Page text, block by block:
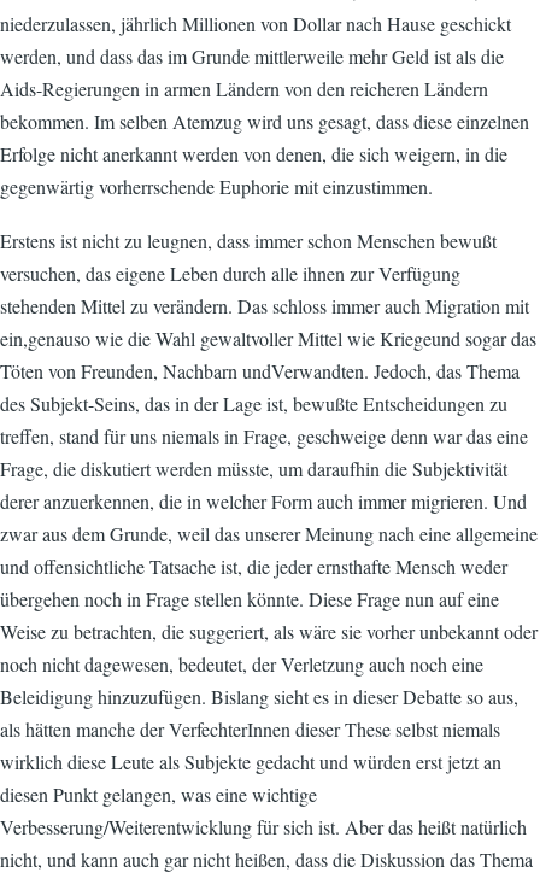
niederzulassen, jährlich Millionen von Dollar nach Hause geschickt
werden, und dass das im Grunde mittlerweile mehr Geld ist als die
Aids-Regierungen in armen Ländern von den reicheren Ländern
bekommen. Im selben Atemzug wird uns gesagt, dass diese einzelnen
Erfolge nicht anerkannt werden von denen, die sich weigern, in die
gegenwärtig vorherrschende Euphorie mit einzustimmen.
Erstens ist nicht zu leugnen, dass immer schon Menschen bewußt
versuchen, das eigene Leben durch alle ihnen zur Verfügung
stehenden Mittel zu verändern. Das schloss immer auch Migration mit
ein,genauso wie die Wahl gewaltvoller Mittel wie Kriegeund sogar das
Töten von Freunden, Nachbarn undVerwandten. Jedoch, das Thema
des Subjekt-Seins, das in der Lage ist, bewußte Entscheidungen zu
treffen, stand für uns niemals in Frage, geschweige denn war das eine
Frage, die diskutiert werden müsste, um daraufhin die Subjektivität
derer anzuerkennen, die in welcher Form auch immer migrieren. Und
zwar aus dem Grunde, weil das unserer Meinung nach eine allgemeine
und offensichtliche Tatsache ist, die jeder ernsthafte Mensch weder
übergehen noch in Frage stellen könnte. Diese Frage nun auf eine
Weise zu betrachten, die suggeriert, als wäre sie vorher unbekannt oder
noch nicht dagewesen, bedeutet, der Verletzung auch noch eine
Beleidigung hinzuzufügen. Bislang sieht es in dieser Debatte so aus,
als hätten manche der VerfechterInnen dieser These selbst niemals
wirklich diese Leute als Subjekte gedacht und würden erst jetzt an
diesen Punkt gelangen, was eine wichtige
Verbesserung/Weiterentwicklung für sich ist. Aber das heißt natürlich
nicht, und kann auch gar nicht heißen, dass die Diskussion das Thema